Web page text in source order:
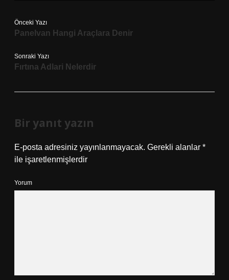
Önceki Yazı
Panelvan Hangi Araçlara Denir
Sonraki Yazı
Fırtına Adlari Nelerdir
Bir yanıt yazın
E-posta adresiniz yayınlanmayacak. Gerekli alanlar *
ile işaretlenmişlerdir
Yorum